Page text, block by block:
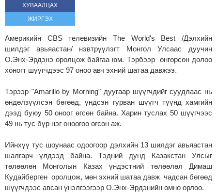
ХУВААЛЦАХ
ЖИРГЭХ
Америкийн CBS телевизийн The World's Best /Дэлхийн
шилдэг авьяастан/ нэвтрүүлэгт Монгол Улсаас дуучин
О.Энх-Эрдэнэ оролцож байгаа юм. Тэрбээр өнгөрсөн долоо
хоногт шүүгчдээс 97 оноо авч эхний шатаа давжээ.
Тэрээр "Amarillo by Morning" дуугаар шүүгчдийг суудлаас нь
өндөлзүүлсэн бөгөөд, үндсэн гурван шүүгч түүнд хамгийн
дээд буюу 50 оноог өгсөн байна. Харин туслах 50 шүүгчээс
49 нь тус бүр нэг оноогоо өгсөн аж.
Ийнхүү тус шоунаас одоогоор дэлхийн 13 шилдэг авьяастан
шалгарч үлдээд байна. Тэдний дунд Казакстан Улсыг
төлөөлөн Монголын Казах үндэстний төлөөлөл Димаш
Кудайберген оролцож, мөн эхний шатаа давж чадсан бөгөөд
шүүгчдээс авсан үнэлгээгээр О.Энх-Эрдэнийн өмнө орлоо.